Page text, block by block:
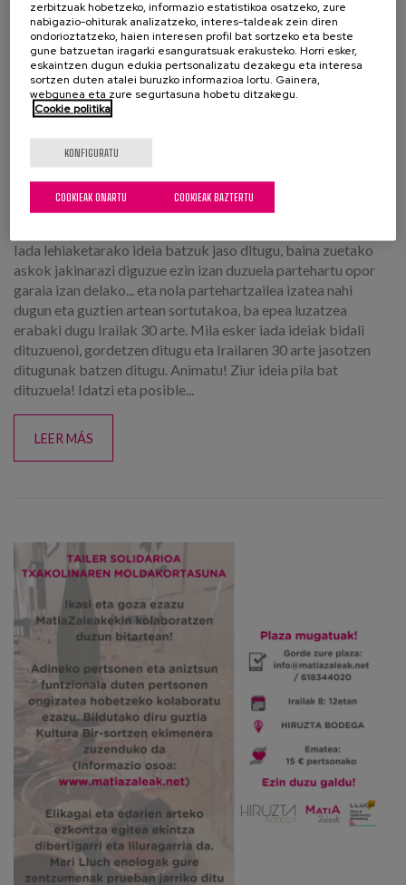
Oraindik garaiz zaude! Epea luzatzen
dugu
Iada lehiaketarako ideia batzuk jaso ditugu, baina zuetako
askok jakinarazi diguzue ezin izan duzuela partehartu opor
garaia izan delako... eta nola partehartzailea izatea nahi
dugun eta guztien artean sortutakoa, ba epea luzatzea
erabaki dugu Irailak 30 arte. Mila esker iada ideiak bidali
dituzuenoi, gordetzen ditugu eta Irailaren 30 arte jasotzen
ditugunak batzen ditugu. Animatu! Ziur ideia pila bat
dituzuela! Idatzi eta posible...
LEER MÁS
zerbitzuak hobetzeko, informazio estatistikoa osatzeko, zure
nabigazio-ohiturak analizatzeko, interes-taldeak zein diren
ondorioztatzeko, haien interesen profil bat sortzeko eta beste
gune batzuetan iragarki esanguratsuak erakusteko. Horri esker,
eskaintzen dugun edukia pertsonalizatu dezakegu eta interesa
sortzen duten atalei buruzko informazioa lortu. Gainera,
webgunea eta zure segurtasuna hobetu ditzakegu.
Cookie politika
KONFIGURATU
COOKIEAK BAZTERTU
COOKIEAK ONARTU